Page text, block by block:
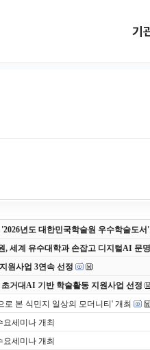
기
년도 대한민국학술원 우수학술도서
, 세계 유수대학과 손잡고 디지털AI 문
원사업 3연속 선정
거대AI 기반 학술활동 지원사업 선정
로 본 식민지 일상의 모더니티' 개최
요세미나 개최
요세미나 개최